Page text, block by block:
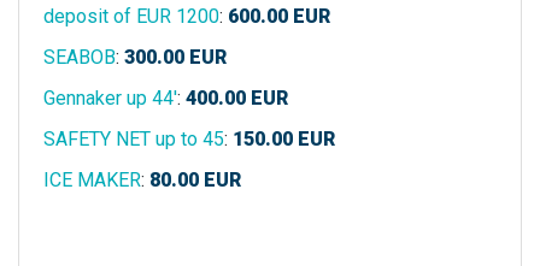
deposit of EUR 1200: 600.00 EUR
SEABOB: 300.00 EUR
Gennaker up 44': 400.00 EUR
SAFETY NET up to 45: 150.00 EUR
ICE MAKER: 80.00 EUR